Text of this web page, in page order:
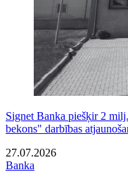
Signet Banka piešķir 2
bekons" darbības
27.07.2026
Banka